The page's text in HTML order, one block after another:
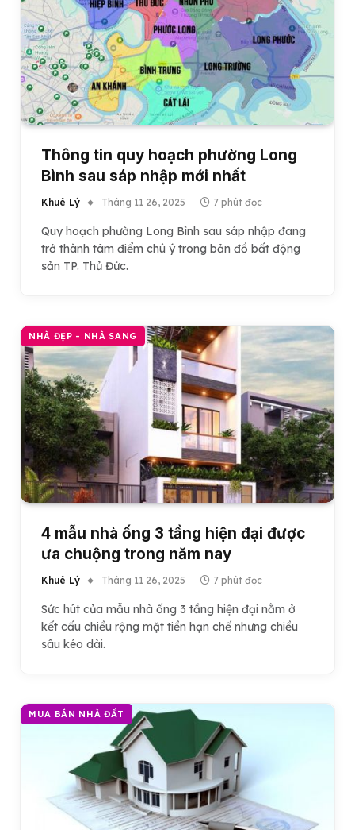
Thông tin quy hoạch phường Long
Bình sau sáp nhập mới nhất
Khuê Lý Tháng 11 26, 2025 7 phút đọc
Quy hoạch phường Long Bình sau sáp nhập đang
trở thành tâm điểm chú ý trong bản đồ bất động
sản TP. Thủ Đức.
NHÀ ĐẸP - NHÀ SANG
4 mẫu nhà ống 3 tầng hiện đại được
ưa chuộng trong năm nay
Khuê Lý Tháng 11 26, 2025 7 phút đọc
Sức hút của mẫu nhà ống 3 tầng hiện đại nằm ở
kết cấu chiều rộng mặt tiền hạn chế nhưng chiều
sâu kéo dài.
MUA BÁN NHÀ ĐẤT